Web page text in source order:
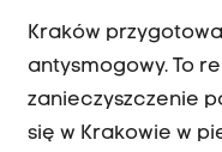
Kraków
antysmogowy. To
zanieczyszczenie
się w Krakowie w